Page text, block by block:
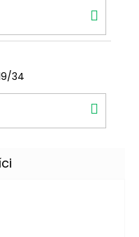
34
je 5 z 5 hvězdiček.